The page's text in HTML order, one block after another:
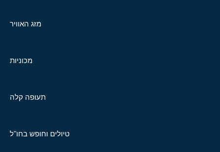
מזג האוויר
מכוניות
תעופה קלה
טיולים וחופש בחו"ל